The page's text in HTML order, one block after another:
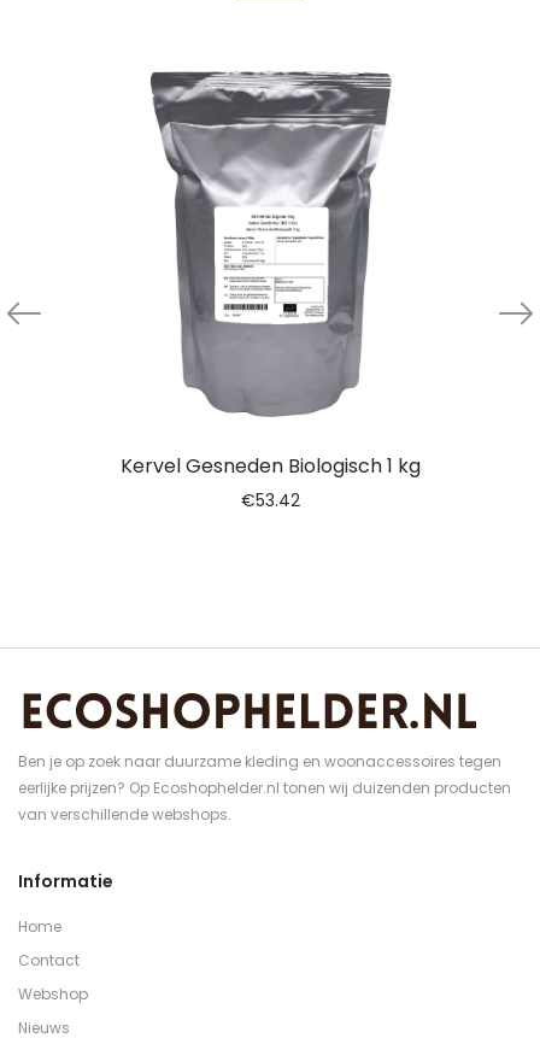
Kervel Gesneden Biologisch 1 kg
€53.42
Ben je op zoek naar duurzame kleding en woonaccessoires tegen
eerlijke prijzen? Op Ecoshophelder.nl tonen wij duizenden producten
van verschillende webshops.
Informatie
Home
Contact
Webshop
Nieuws